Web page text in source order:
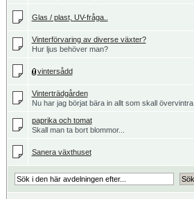
Glas / plast, UV-fråga..
Vinterförvaring av diverse växter?
Hur ljus behöver man?
vintersådd
Vinterträdgården
Nu har jag börjat bära in allt som skall övervintra
paprika och tomat
Skall man ta bort blommor...
Sanera växthuset